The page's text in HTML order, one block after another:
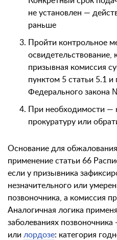
не установлен —
раньше
Пройти контрольное
освидетельствование,
призывная комиссия
пунктом 5 статьи 5.1 и
Федерального закона
При необходимости —
прокуратуру или
Основание для
применение статьи 66
если у призывника
незначительного или
позвоночника, а комиссия
Аналогичная логика
заболеваниях
или лордозе: категория